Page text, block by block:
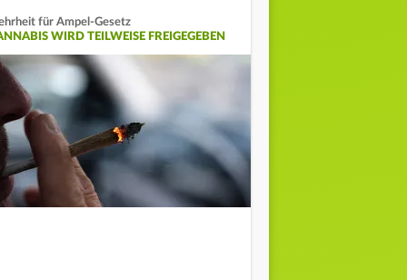
für Ampel-Gesetz
WIRD TEILWEISE FREIGEGEBEN